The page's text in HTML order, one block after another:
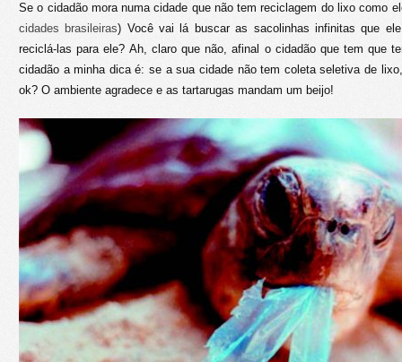
Se o cidadão mora numa cidade que não tem reciclagem do lixo como
cidades brasileiras) Você vai lá buscar as sacolinhas infinitas que
reciclá-las para ele? Ah, claro que não, afinal o cidadão que tem que
cidadão a minha dica é: se a sua cidade não tem coleta seletiva de
ok? O ambiente agradece e as tartarugas mandam um beijo!